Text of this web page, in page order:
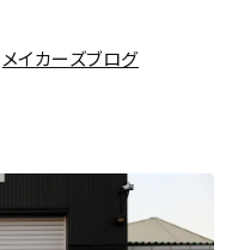
メイカーズブログ